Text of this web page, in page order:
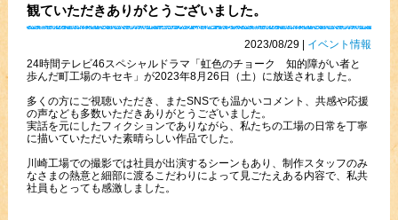
観ていただきありがとうございました。
2023/08/29| イベント情報
24時間テレビ46スペシャルドラマ「虹色のチョーク 知的障がい者と
歩んだ町工場のキセキ」が2023年8月26日（土）に放送されました。
多くの方にご視聴いただき、またSNSでも温かいコメント、共感や応援
の声なども多数いただきありがとうございました。
実話を元にしたフィクションでありながら、私たちの工場の日常を丁寧
に描いていただいた素晴らしい作品でした。
川崎工場での撮影では社員が出演するシーンもあり、制作スタッフのみ
なさまの熱意と細部に渡るこだわりによって見ごたえある内容で、私共
社員もとっても感激しました。